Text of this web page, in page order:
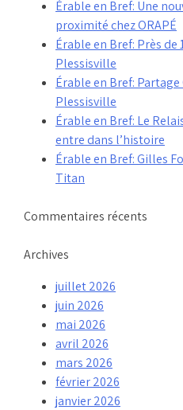
Érable en Bref: Une
proximité chez ORAPÉ
Érable en Bref: Près
Plessisville
Érable en Bref:
Plessisville
Érable en Bref: Le
entre dans l’histoire
Érable en Bref: Gilles
Titan
Commentaires récents
Archives
juillet 2026
juin 2026
mai 2026
avril 2026
mars 2026
février 2026
janvier 2026